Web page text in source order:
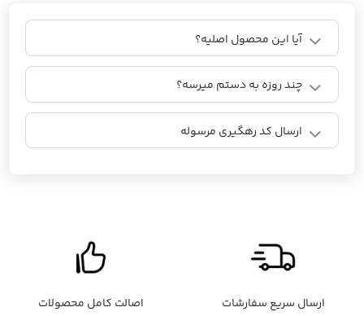
آیا این محصول اصلیه؟
چند روزه به دستم میرسه؟
ارسال کد رهگیری مرسوله
ارسال سریع سفارشات اصالت کامل محصولات